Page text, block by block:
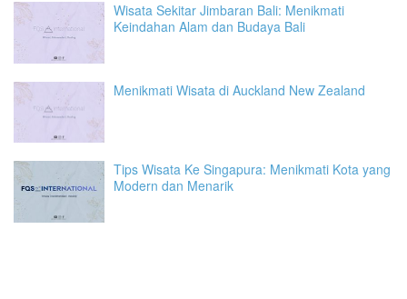
Wisata Sekitar Jimbaran Bali: Menikmati
Keindahan Alam dan Budaya Bali
Menikmati Wisata di Auckland New Zealand
Tips Wisata Ke Singapura: Menikmati Kota yang
Modern dan Menarik